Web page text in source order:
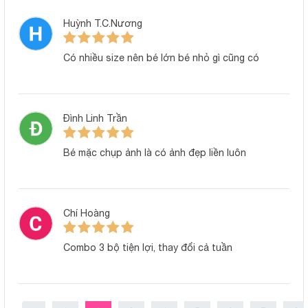
Huỳnh T.C.Nương
Có nhiều size nên bé lớn bé nhỏ gì cũng có
Đình Linh Trần
Bé mặc chụp ảnh là có ảnh đẹp liền luôn
Chí Hoàng
Combo 3 bộ tiện lợi, thay đổi cả tuần